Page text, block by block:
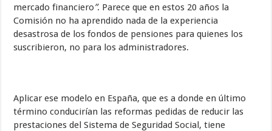
mercado financiero”. Parece que en estos 20 años la
Comisión no ha aprendido nada de la experiencia
desastrosa de los fondos de pensiones para quienes los
suscribieron, no para los administradores.
Aplicar ese modelo en España, que es a donde en último
término conducirían las reformas pedidas de reducir las
prestaciones del Sistema de Seguridad Social, tiene